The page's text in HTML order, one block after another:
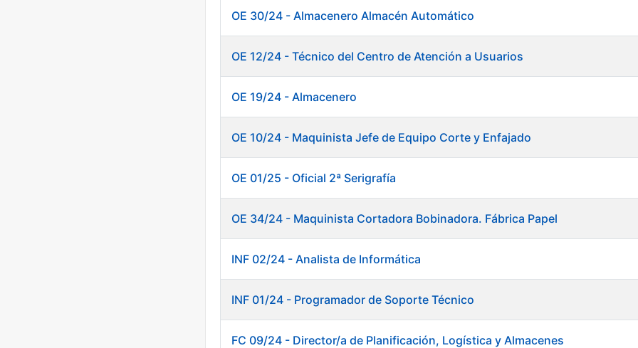
OE 30/24 - Almacenero Almacén Automático
OE 12/24 - Técnico del Centro de Atención a Usuarios
OE 19/24 - Almacenero
OE 10/24 - Maquinista Jefe de Equipo Corte y Enfajado
OE 01/25 - Oficial 2ª Serigrafía
OE 34/24 - Maquinista Cortadora Bobinadora. Fábrica Papel
INF 02/24 - Analista de Informática
INF 01/24 - Programador de Soporte Técnico
FC 09/24 - Director/a de Planificación, Logística y Almacenes